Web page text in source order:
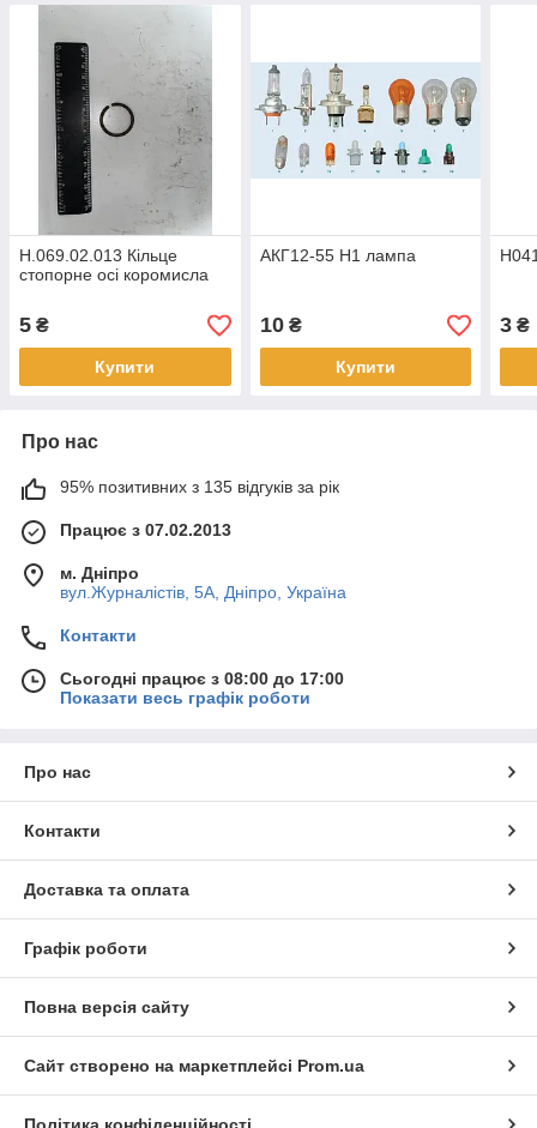
Н.069.02.013 Кільце
стопорне осі коромисла
5 ₴
Купити
АКГ12-55 Н1 лампа
10₴
Купити
3 ₴
Про нас
95% позитивних з 135 відгуків за рік
Працює з 07.02.2013
м. Дніпро
вул.Журналістів, 5А, Дніпро, Україна
Контакти
Сьогодні працює з 08:00 до 17:00
Показати весь графік роботи
Про нас
Контакти
Доставка та оплата
Графік роботи
Повна версія сайту
Сайт створено на маркетплейсі Prom.ua